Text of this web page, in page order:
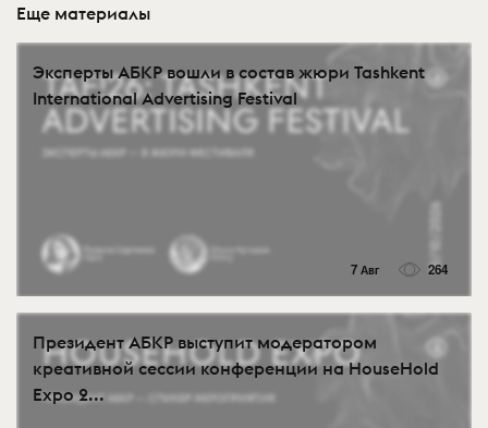
Еще материалы
Эксперты АБКР вошли в состав жюри Tashkent
International Advertising Festival
7 Авг 264
Президент АБКР выступит модератором
креативной сессии конференции на HouseHold
Expo 2...